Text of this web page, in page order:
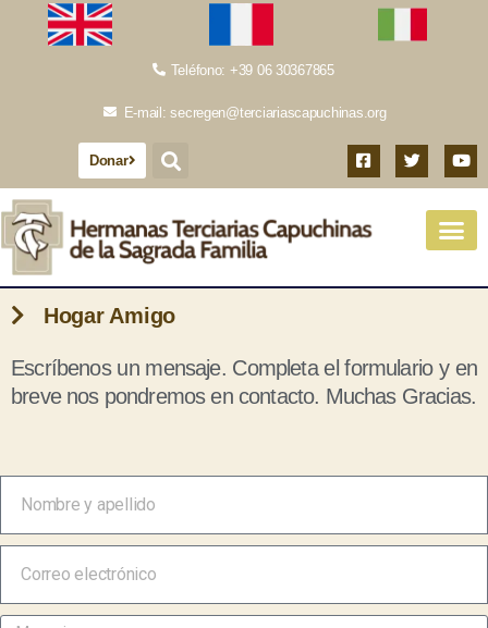
Teléfono: +39 06 30367865
E-mail: secregen@terciariascapuchinas.org
Donar
Hogar Amigo
Escríbenos un mensaje. Completa el formulario y en
breve nos pondremos en contacto. Muchas Gracias.